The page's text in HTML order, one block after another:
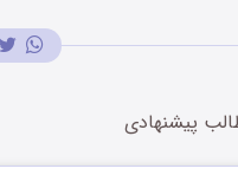
پیشنهادی